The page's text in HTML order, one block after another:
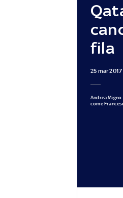
fila
25 mar
Andrea
come